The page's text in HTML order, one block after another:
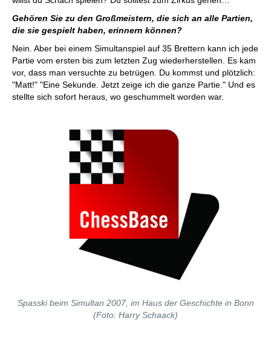
Gehören Sie zu den Großmeistern, die sich an alle Partien,
die sie gespielt haben, erinnern können?
Nein. Aber bei einem Simultanspiel auf 35 Brettern kann ich jede
Partie vom ersten bis zum letzten Zug wiederherstellen. Es kam
vor, dass man versuchte zu betrügen. Du kommst und plötzlich:
"Matt!" "Eine Sekunde. Jetzt zeige ich die ganze Partie." Und es
stellte sich sofort heraus, wo geschummelt worden war.
Spasski beim Simultan 2007, im Haus der Geschichte in Bonn
(Foto: Harry Schaack)